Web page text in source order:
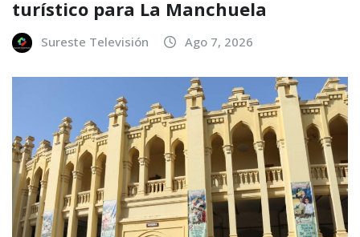
turístico para La Manchuela
Sureste Televisión Ago 7, 2026